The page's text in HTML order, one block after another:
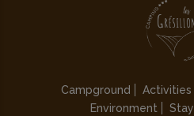
Campground Activities
Environment
Stay